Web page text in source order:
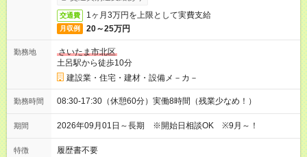
交通費 1ヶ月3万円を上限として実費支給
月収例 20～25万円
勤務地
さいたま市北区
土呂駅から徒歩10分
建設業・住宅・建材・設備メ－カ－
勤務時間 08:30-17:30（休憩60分）実働8時間（残業少なめ！）
期間 2026年09月01日～長期 ※開始日相談OK ※9月～！
特徴 履歴書不要